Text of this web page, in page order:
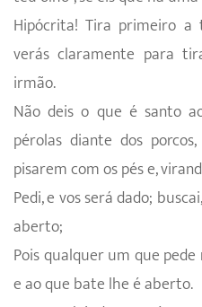
Hipócrita! Tira primeiro
verás claramente para
irmão.
Não deis o que é santo
pérolas diante dos
pisarem com os pés e,
Pedi, e vos será dado;
aberto;
Pois qualquer um que
e ao que bate lhe é aberto.